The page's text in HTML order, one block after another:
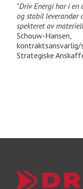
"Driv Energi har i
og stabil leverandør
spekteret av
Schouw-Hansen,
kontraktsansvarlig/
Strategiske